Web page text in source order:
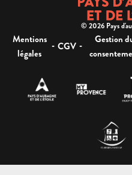
© 2026 Pays
Mentions
légales
- CGV -
Gestion